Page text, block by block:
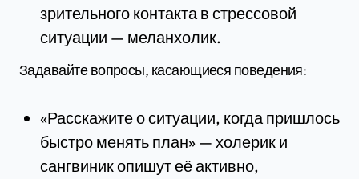
зрительного контакта в стрессовой
ситуации — меланхолик.
Задавайте вопросы, касающиеся поведения:
«Расскажите о ситуации, когда пришлось
быстро менять план» — холерик и
сангвиник опишут её активно,